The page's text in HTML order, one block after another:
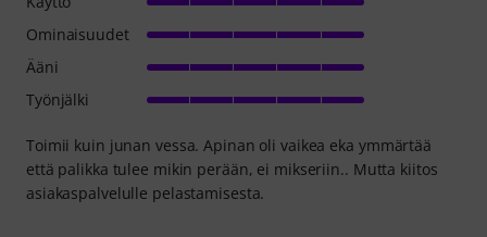
Toimii kuin junan vessa. Apinan oli vaikea eka ymmärtää
että palikka tulee mikin perään, ei mikseriin.. Mutta kiitos
asiakaspalvelulle pelastamisesta.
Ominaisuudet
Ääni
Työnjälki